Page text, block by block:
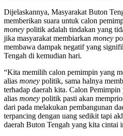
Dijelaskannya, Masyarakat Buton
memberikan suara untuk calon
money politik adalah tindakan yang
jika masyarakat membiarkan money
membawa dampak negatif yang
Tengah di kemudian hari.
“Kita memilih calon pemimpin yang
alias money politik, sama halnya
terhadap daerah kita. Calon
alias money politik pasti akan
dari pada melakukan pembangunan
terpancing dengan uang sedikit tapi
daerah Buton Tengah yang kita cintai